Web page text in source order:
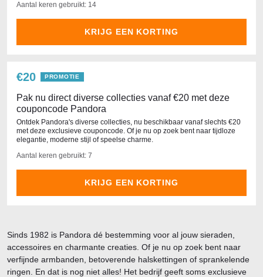
Aantal keren gebruikt: 14
KRIJG EEN KORTING
€20 PROMOTIE
Pak nu direct diverse collecties vanaf €20 met deze
couponcode Pandora
Ontdek Pandora's diverse collecties, nu beschikbaar vanaf slechts €20
met deze exclusieve couponcode. Of je nu op zoek bent naar tijdloze
elegantie, moderne stijl of speelse charme.
Aantal keren gebruikt: 7
KRIJG EEN KORTING
Sinds 1982 is Pandora dé bestemming voor al jouw sieraden,
accessoires en charmante creaties. Of je nu op zoek bent naar
verfijnde armbanden, betoverende halskettingen of sprankelende
ringen. En dat is nog niet alles! Het bedrijf geeft soms exclusieve